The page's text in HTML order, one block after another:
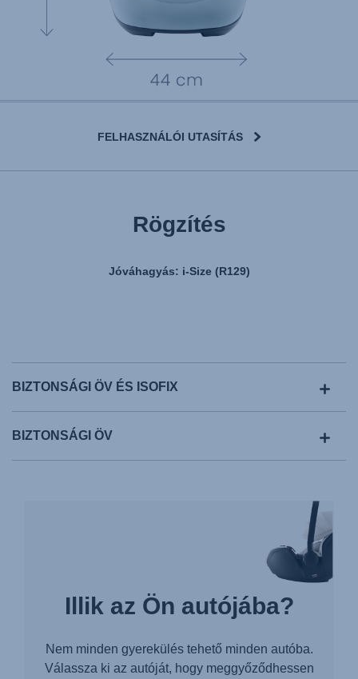
FELHASZNÁLÓI UTASÍTÁS
Rögzítés
Jóváhagyás: i-Size (R129)
BIZTONSÁGI ÖV ÉS ISOFIX
BIZTONSÁGI ÖV
Illik az Ön autójába?
Nem minden gyerekülés tehető minden autóba.
Válassza ki az autóját, hogy meggyőződhessen